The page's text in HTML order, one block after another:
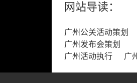
网站导读：
广州公关活动策划
广州发布会策划
广州活动执行
广